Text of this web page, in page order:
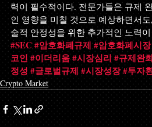
력이 필수적이다. 전문가들은 규제
인 영향을 미칠 것으로 예상하면서
술적 안정성을 위한 추가적인 노력
#SEC #암호화폐규제 #암호화폐시장
코인 #이더리움#시장심리#규제완
정성 #글로벌규제 #시장성장#투자
Crypto Market